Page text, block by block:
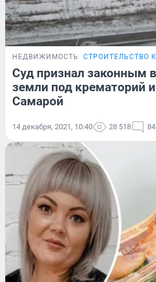
НЕДВИЖИМОСТЬ СТРОИТЕЛЬСТВО
Суд признал законным
земли под крематорий
Самарой
14 декабря, 2021, 10:40 28 518 84